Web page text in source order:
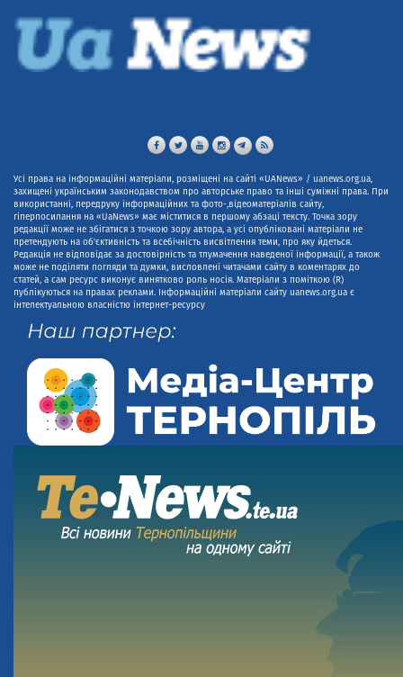
Усі права на інформаційні матеріали, розміщені на сайті «UANews» / uanews.org.ua,
захищені українським законодавством про авторське право та інші суміжні права. При
використанні, передруку інформаційних та фото-,відеоматеріалів сайту,
гіперпосилання на «UaNews» має міститися в першому абзаці тексту. Точка зору
редакції може не збігатися з точкою зору автора, а усі опубліковані матеріали не
претендують на об'єктивність та всебічність висвітлення теми, про яку йдеться.
Редакція не відповідає за достовірність та тлумачення наведеної інформації, а також
може не поділяти погляди та думки, висловлені читачами сайту в коментарях до
статей, а сам ресурс виконує винятково роль носія. Матеріали з поміткою (R)
публікуються на правах реклами. Інформаційні матеріали сайту uanews.org.ua є
інтелектуальною власністю інтернет-ресурсу